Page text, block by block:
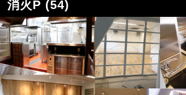
消火P (54)